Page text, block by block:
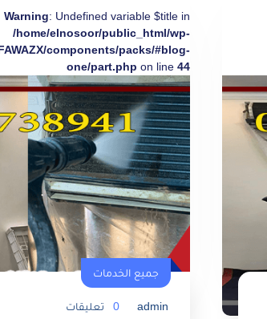
Warning: Undefined variable $title in
/home/elnosoor/public_html/wp-
components/packs/#blog-
one/part.php on line 44
جميع الخدمات
admin
0 تعليقات